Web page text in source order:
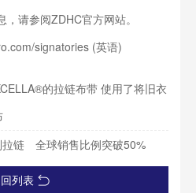
请参阅ZDHC官方网站。
signatories (英语)
的拉链布带 使用了将旧衣
拉链 全球销售比例突破50%
列表